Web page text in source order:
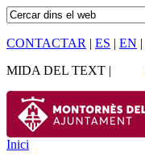
CONTACTAR | ES | EN |
MIDA DEL TEXT |
Inici